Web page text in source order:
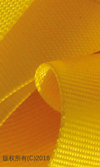
版权所有(C)2018